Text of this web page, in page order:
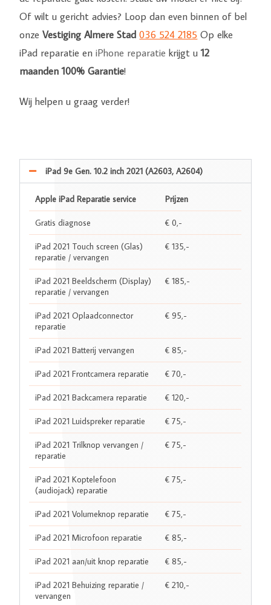
Of wilt u gericht advies? Loop dan even binnen of bel
onzeVestiging Almere Stad 036 524 2185 Op elke
iPad reparatie eniPhone reparatie krijgt u12
maanden 100% Garantie!
Wij helpen u graag verder!
iPad 9e Gen. 10.2 inch 2021 (A2603, A2604)
Apple iPad Reparatie service Prijzen
Gratis diagnose € 0,-
iPad 2021 Touch screen (Glas)
reparatie / vervangen
€ 135,-
iPad 2021 Beeldscherm (Display)
reparatie / vervangen
€ 185,-
iPad 2021 Oplaadconnector
reparatie
€ 95,-
iPad 2021 Batterij vervangen € 85,-
iPad 2021 Frontcamera reparatie € 70,-
iPad 2021 Backcamera reparatie € 120,-
iPad 2021 Luidspreker reparatie € 75,-
iPad 2021 Trilknop vervangen /
reparatie
€ 75,-
iPad 2021 Koptelefoon
(audiojack) reparatie
€ 75,-
iPad 2021 Volumeknop reparatie € 75,-
iPad 2021 Microfoon reparatie € 85,-
iPad 2021 aan/uit knop reparatie € 85,-
iPad 2021 Behuizing reparatie /
vervangen
€ 210,-